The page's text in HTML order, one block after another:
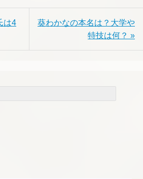
は4
葵わかなの本名は？大学や
特技は何？ »